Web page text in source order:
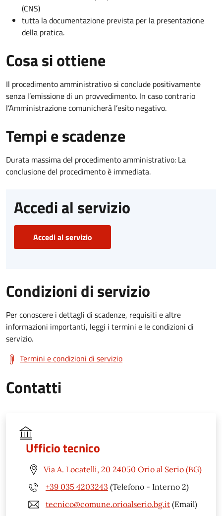
(CNS)
tutta la documentazione prevista per la presentazione
della pratica.
Cosa si ottiene
Il procedimento amministrativo si conclude positivamente
senza l’emissione di un provvedimento. In caso contrario
l’Amministrazione comunicherà l’esito negativo.
Tempi e scadenze
Durata massima del procedimento amministrativo: La
conclusione del procedimento è immediata.
Accedi al servizio
Accedi al servizio
Condizioni di servizio
Per conoscere i dettagli di scadenze, requisiti e altre
informazioni importanti, leggi i termini e le condizioni di
servizio.
Termini e condizioni di servizio
Contatti
Ufficio tecnico
Via A. Locatelli, 20 24050 Orio al Serio (BG)
+39 035 4203243 (Telefono - Interno 2)
tecnico@comune.orioalserio.bg.it (Email)